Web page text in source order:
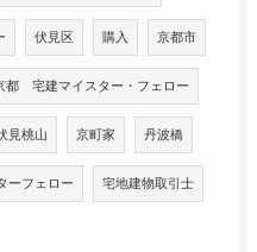
伏見区 購入 京都市
都 宅建マイスター・フェロー
見桃山 京町家 丹波橋
ーフェロー 宅地建物取引士